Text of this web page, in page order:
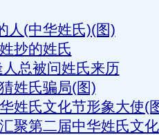
人(中华姓氏)(图)
抄的姓氏
总被问姓氏来历
姓氏骗局(图)
姓氏文化节形象大使(
聚第二届中华姓氏文